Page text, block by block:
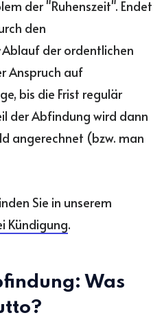
der "Ruhenszeit". Endet
den
Ablauf der ordentlichen
Anspruch auf
bis die Frist regulär
der Abfindung wird dann
angerechnet (bzw. man
Sie in unserem
Kündigung.
Was